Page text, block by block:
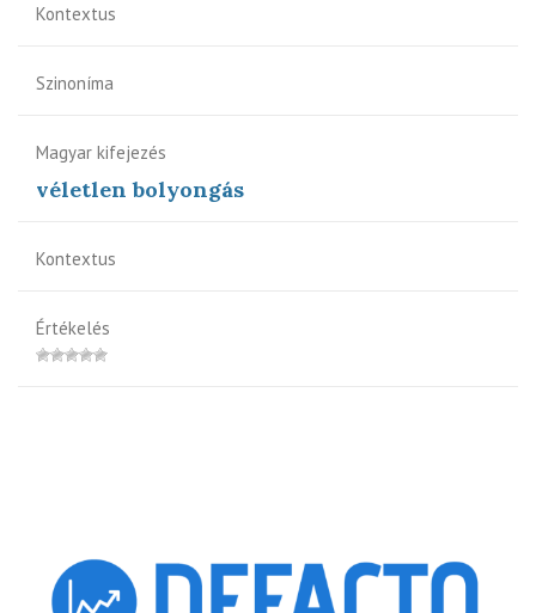
Kontextus
Szinoníma
Magyar kifejezés
véletlen bolyongás
Kontextus
Értékelés